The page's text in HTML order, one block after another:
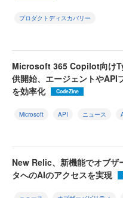
プロダクトディスカバリー
Microsoft 365 Copilot向け
供開始、エージェントやAPI
を効率化
CodeZine
Microsoft API ニュース
New Relic、新機能でオブザ
タへのAIのアクセスを実現